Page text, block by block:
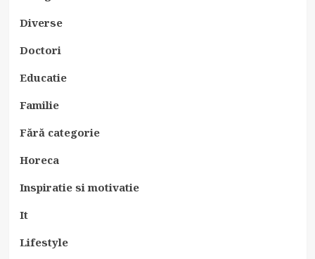
Diverse
Doctori
Educatie
Familie
Fără categorie
Horeca
Inspiratie si motivatie
It
Lifestyle